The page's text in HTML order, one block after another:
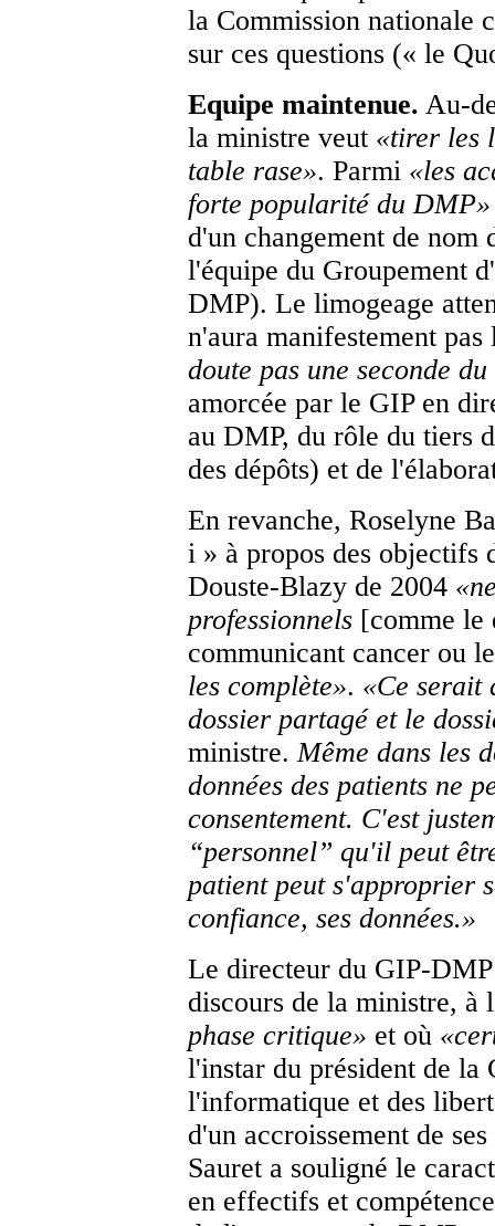
la Commission nationale
sur ces questions (« le
Equipe maintenue. Au-
la ministre veut «tirer les
table rase». Parmi «les
forte popularité du DMP»
d'un changement de nom
l'équipe du Groupement
DMP). Le limogeage
n'aura manifestement
doute pas une seconde
amorcée par le GIP en
au DMP, du rôle du tiers
des dépôts) et de
En revanche, Roselyne
i » à propos des
Douste-Blazy de 2004 «
professionnels [comme le
communicant cancer ou
les complète». «Ce serait
dossier partagé et le
ministre.Même dans les
données des patients ne
consentement. C'est
“personnel” qu'il peut
patient peut s'approprier
confiance, ses données.»
Le directeur du GIP-
discours de la ministre,
phase critique» et où «
l'instar du président de la
l'informatique et des
d'un accroissement de
Sauret a souligné le
en effectifs et